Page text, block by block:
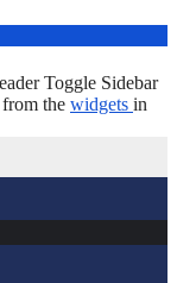
Toggle Sidebar
the widgets in